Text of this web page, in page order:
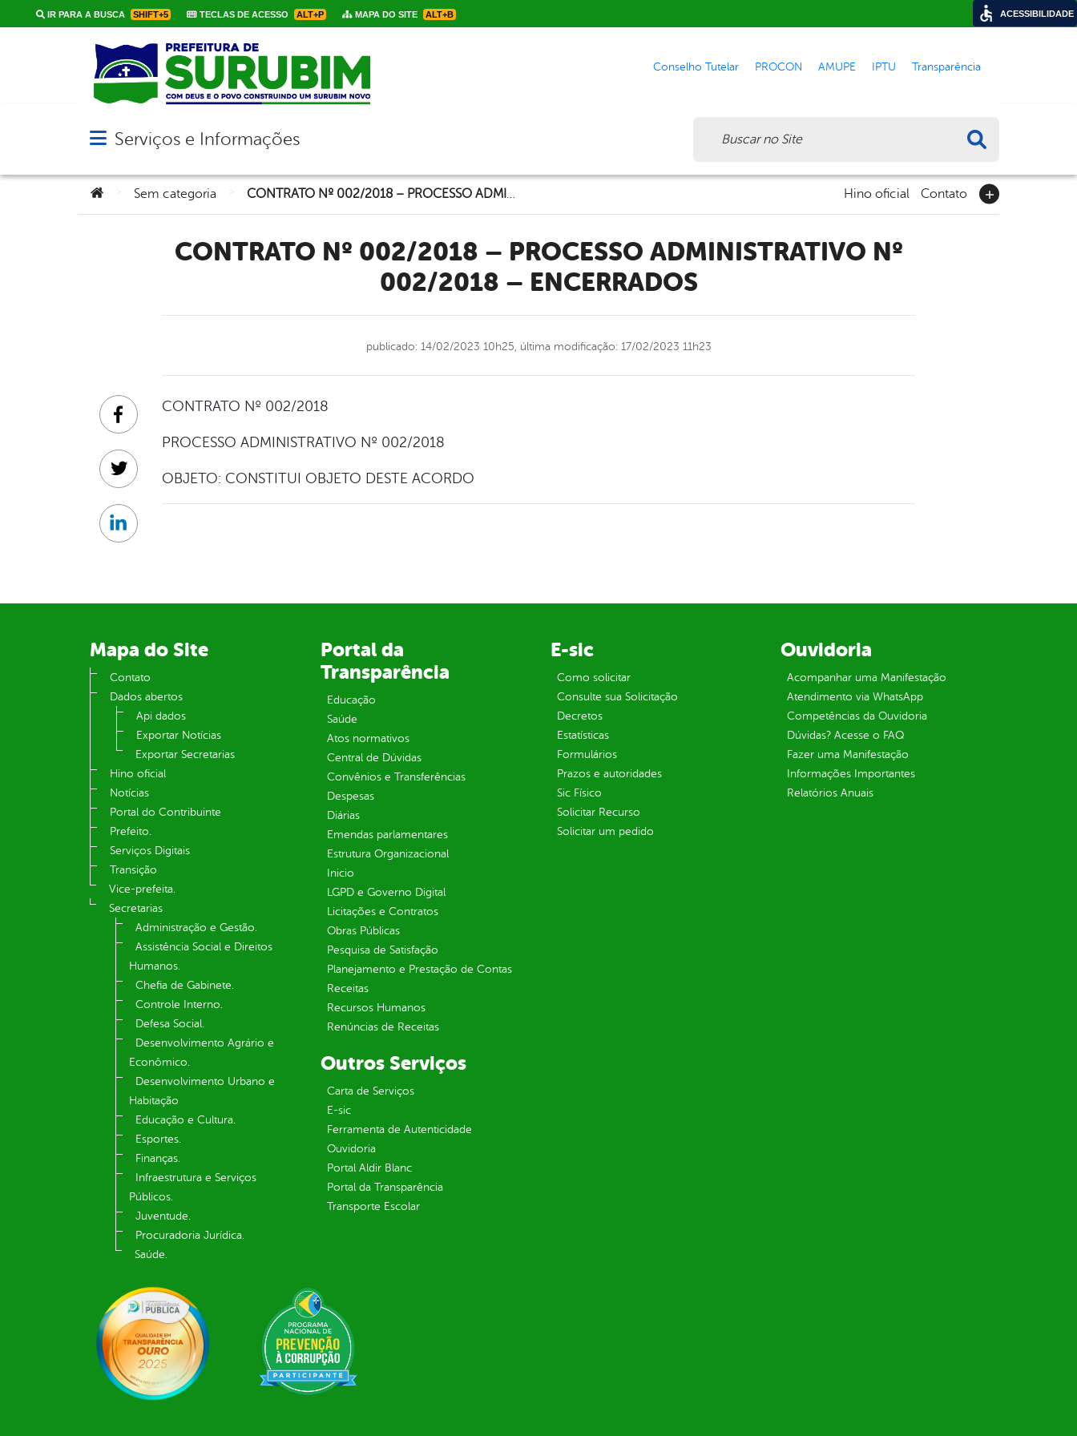
IR PARA A BUSCA SHIFT+5 TECLAS DE ACESSO ALT+P MAPA DO SITE ALT+B
Conselho Tutelar PROCON AMUPE IPTU Transparência
Abrir menu principal de navegação
Serviços e Informações
Você está aqui:Sem categoria CONTRATO Nº 002/2018 – PROCESSO ADMINISTRATIVO Nº 002/2018 – ENCERRADOS Hino oficial Contato
CONTRATO Nº 002/2018 – PROCESSO ADMINISTRATIVO Nº
002/2018 – ENCERRADOS
publicado: 14/02/2023 10h25, última modificação: 17/02/2023 11h23
CONTRATO Nº 002/2018
PROCESSO ADMINISTRATIVO Nº 002/2018
OBJETO: CONSTITUI OBJETO DESTE ACORDO
Facebook
Twitter
Linkedin
Mapa do Site
Contato
Dados abertos
Api dados
Exportar Notícias
Exportar Secretarias
Hino oficial
Notícias
Portal do Contribuinte
Prefeito.
Serviços Digitais
Transição
Vice-prefeita.
Secretarias
Administração e Gestão.
Assistência Social e Direitos
Humanos.
Chefia de Gabinete.
Controle Interno.
Defesa Social.
Desenvolvimento Agrário e
Econômico.
Desenvolvimento Urbano e
Habitação
Educação e Cultura.
Esportes.
Finanças.
Infraestrutura e Serviços
Públicos.
Juventude.
Procuradoria Jurídica.
Saúde.
Portal da
Transparência
Educação
Saúde
Atos normativos
Central de Dúvidas
Convênios e Transferências
Despesas
Diárias
Emendas parlamentares
Estrutura Organizacional
Inicio
LGPD e Governo Digital
Licitações e Contratos
Obras Públicas
Pesquisa de Satisfação
Planejamento e Prestação de Contas
Receitas
Recursos Humanos
Renúncias de Receitas
E-sic
Como solicitar
Consulte sua Solicitação
Decretos
Estatísticas
Formulários
Prazos e autoridades
Sic Físico
Solicitar Recurso
Solicitar um pedido
Ouvidoria
Acompanhar uma Manifestação
Atendimento via WhatsApp
Competências da Ouvidoria
Dúvidas? Acesse o FAQ
Fazer uma Manifestação
Informações Importantes
Relatórios Anuais
Outros Serviços
Carta de Serviços
E-sic
Ferramenta de Autenticidade
Ouvidoria
Portal Aldir Blanc
Portal da Transparência
Transporte Escolar
ACESSIBILIDADE